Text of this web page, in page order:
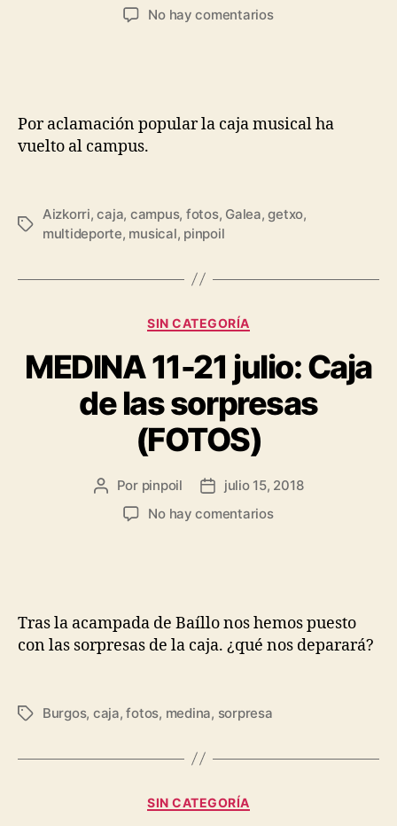
No hay comentarios
Por aclamación popular la caja musical ha
vuelto al campus.
Aizkorri,caja, campus, fotos, Galea,getxo,
multideporte, musical, pinpoil
SIN CATEGORÍA
MEDINA 11-21 julio: Caja
de las sorpresas
(FOTOS)
Por pinpoil
julio 15, 2018
No hay comentarios
Tras la acampada de Baíllo nos hemos puesto
con las sorpresas de la caja. ¿qué nos deparará?
Burgos, caja,fotos, medina, sorpresa
SIN CATEGORÍA